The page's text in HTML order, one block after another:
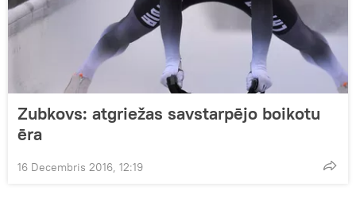
Zubkovs: atgriežas savstarpējo boikotu
ēra
16 Decembris 2016, 12:19